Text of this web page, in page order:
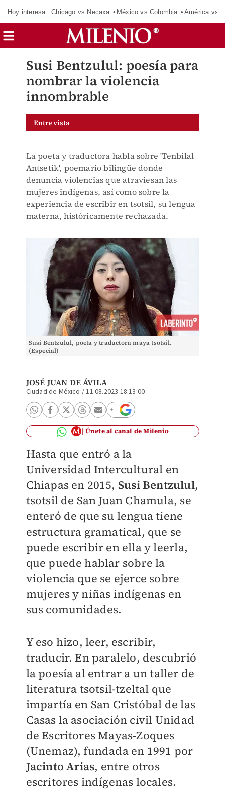
Hoy interesa: Chicago vs Necaxa México vs Colombia América vs
Susi Bentzulul: poesía para
nombrar la violencia
innombrable
Entrevista
La poeta y traductora habla sobre 'Tenbilal
Antsetik', poemario bilingüe donde
denuncia violencias que atraviesan las
mujeres indígenas, así como sobre la
experiencia de escribir en tsotsil, su lengua
materna, históricamente rechazada.
Susi Bentzulul, poeta y traductora maya tsotsil.
(Especial)
JOSÉ JUAN DE ÁVILA
Ciudad de México /11.08.2023 18:13:00
Únete al canal de Milenio
Hasta que entró a la
Universidad Intercultural en
Chiapas en 2015, Susi Bentzulul,
tsotsil de San Juan Chamula, se
enteró de que su lengua tiene
estructura gramatical, que se
puede escribir en ella y leerla,
que puede hablar sobre la
violencia que se ejerce sobre
mujeres y niñas indígenas en
sus comunidades.
Y eso hizo, leer, escribir,
traducir. En paralelo, descubrió
la poesía al entrar a un taller de
literatura tsotsil-tzeltal que
impartía en San Cristóbal de las
Casas la asociación civil Unidad
de Escritores Mayas-Zoques
(Unemaz), fundada en 1991 por
Jacinto Arias, entre otros
escritores indígenas locales.